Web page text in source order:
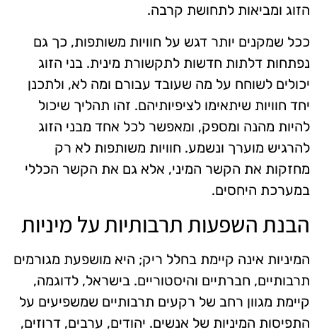
הזוג ומביאות לתחושת קרבה.
ככל שמקנים יותר דגש על חוויות משותפות, כך גם
נפתחות דלתות חדשות לתקשורת מינית. בני הזוג
יכולים לשוחח על מה שעובד עבורם ומה לא, ולתכנן
יחד חוויות שיתאימו לציפיותיהם. זהו תהליך שיכול
להיות מהנה ומספק, ומאפשר לכל אחד מבני הזוג
להרגיש מוערך ונשמע. חוויות משותפות לא רק
מחזקות את הקשר המיני, אלא גם את הקשר הכללי
במערכת היחסים.
הבנת השפעות תרבותיות על מיניות
המיניות אינה קיימת בחלל ריק; היא מושפעת מגורמים
תרבותיים, חברתיים והיסטוריים. בישראל, לדוגמה,
קיימת מגוון רחב של רקעים תרבותיים שמשפיעים על
התפיסות המיניות של אנשים. יהודים, ערבים, דרוזים,